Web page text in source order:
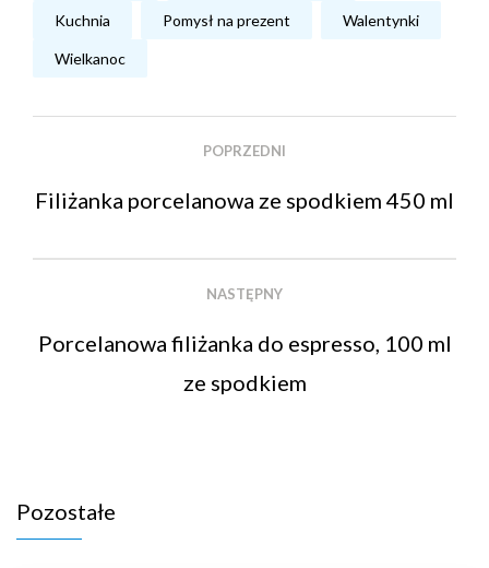
Kuchnia Pomysł na prezent Walentynki
Wielkanoc
POPRZEDNI
Filiżanka porcelanowa ze spodkiem 450 ml
NASTĘPNY
Porcelanowa filiżanka do espresso, 100 ml
ze spodkiem
Pozostałe